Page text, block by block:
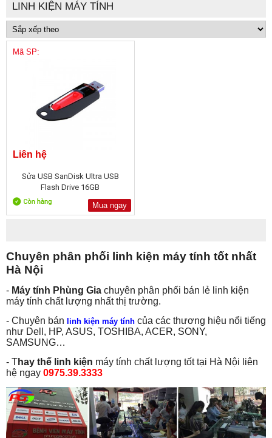
LINH KIỆN MÁY TÍNH
Mã SP:
Liên hệ
Sửa USB SanDisk Ultra USB
Flash Drive 16GB
Mua ngay
Chuyên phân phối linh kiện máy tính tốt nhất
Hà Nội
- Máy tính Phùng Gia chuyên phân phối bán lẻ linh kiện
máy tính chất lượng nhất thị trường.
- Chuyên bán linh kiện máy tính của các thương hiệu nổi tiếng
như Dell, HP, ASUS, TOSHIBA, ACER, SONY,
SAMSUNG…
- Thay thế linh kiện máy tính chất lượng tốt tại Hà Nội liên
hệ ngay 0975.39.3333